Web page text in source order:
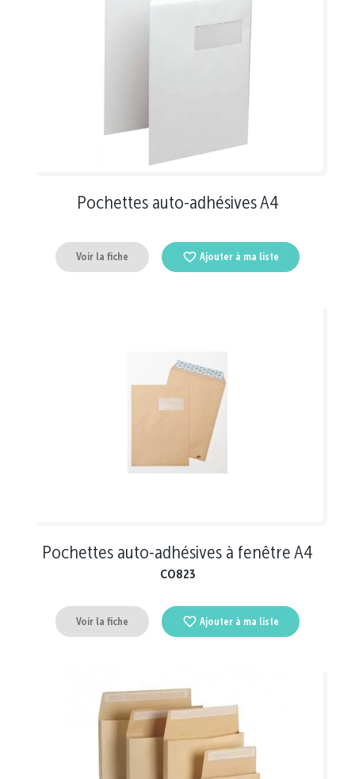
Pochettes auto-adhésives A4
Voir la fiche Ajouter à ma liste
Pochettes auto-adhésives à fenêtre A4
CO823
Voir la fiche Ajouter à ma liste